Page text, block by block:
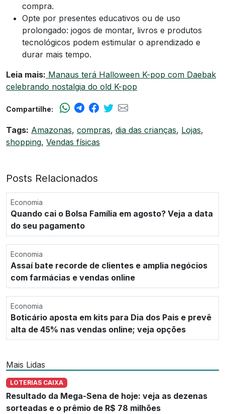
compra.
Opte por presentes educativos ou de uso
prolongado: jogos de montar, livros e produtos
tecnológicos podem estimular o aprendizado e
durar mais tempo.
Leia mais: Manaus terá Halloween K-pop com Daebak
celebrando nostalgia do old K-pop
Compartilhe:
Tags: Amazonas, compras, dia das crianças, Lojas,
shopping, Vendas físicas
Posts Relacionados
Economia
Quando cai o Bolsa Família em agosto? Veja a data
do seu pagamento
Economia
Assaí bate recorde de clientes e amplia negócios
com farmácias e vendas online
Economia
Boticário aposta em kits para Dia dos Pais e prevê
alta de 45% nas vendas online; veja opções
Mais Lidas
LOTERIAS CAIXA
Resultado da Mega-Sena de hoje: veja as dezenas
sorteadas e o prêmio de R$ 78 milhões